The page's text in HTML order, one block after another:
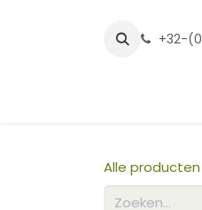
+32-
Alle producten